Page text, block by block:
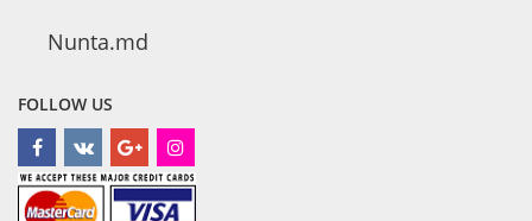
Nunta.md
FOLLOW US